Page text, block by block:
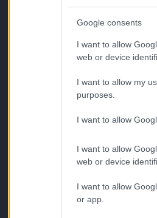
Google consents
I want to allow
web or device
I want to allow my
purposes.
I want to allow
I want to allow
web or device
I want to allow
or app.